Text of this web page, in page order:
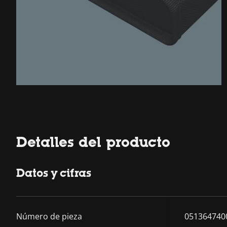
Detalles del producto
Datos y cifras
Número de pieza